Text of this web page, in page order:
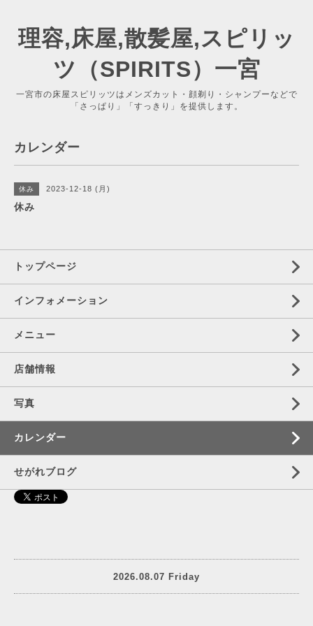
理容,床屋,散髪屋,スピリッ
ツ（SPIRITS）一宮
一宮市の床屋スピリッツはメンズカット・顔剃り・シャンプーなどで
「さっぱり」「すっきり」を提供します。
カレンダー
休み 2023-12-18 (月)
休み
トップページ
インフォメーション
メニュー
店舗情報
写真
カレンダー
せがれブログ
2026.08.07 Friday